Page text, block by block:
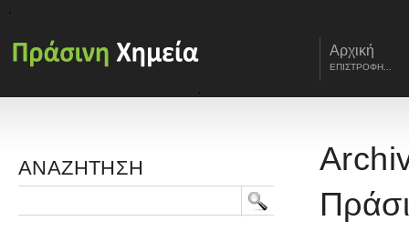
Αρχική
ΕΠΙΣΤΡΟΦΗ...
ΑΝΑΖΗΤΗΣΗ